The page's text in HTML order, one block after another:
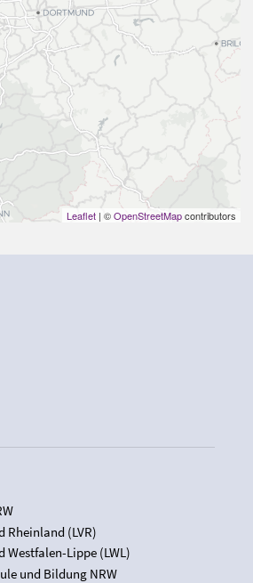
Leaflet | ©OpenStreetMapcontributors
Rheinland (LVR)
Westfalen-Lippe (LWL)
und Bildung NRW